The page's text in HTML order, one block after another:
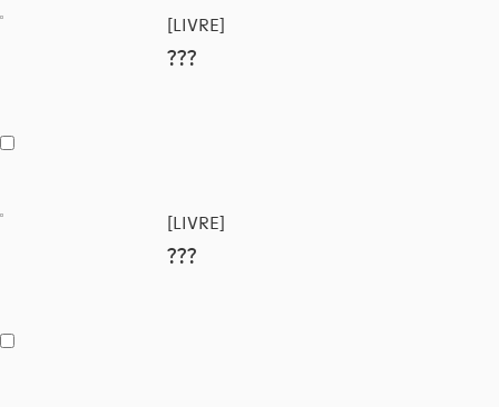
[LIVRE]
???
[LIVRE]
???